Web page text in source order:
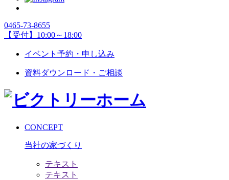
0465-73-8655
【受付】10:00～18:00
イベント予約・申し込み
資料ダウンロード・ご相談
CONCEPT
当社の家づくり
テキスト
テキスト